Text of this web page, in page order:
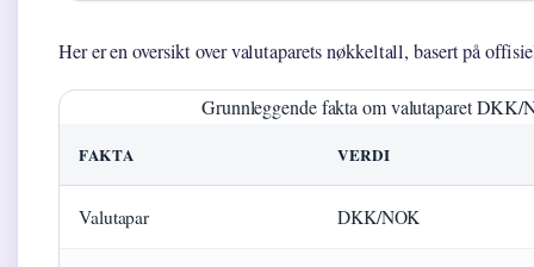
Her er en oversikt over valutaparets nøkkeltall, basert på
Grunnleggende fakta om valutaparet DKK/
FAKTA VERDI
Valutapar DKK/NOK